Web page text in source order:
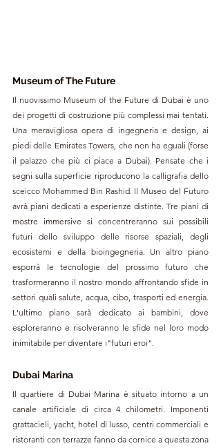
Museum of The Future
Il nuovissimo Museum of the Future di Dubai è uno
Una meravigliosa opera di ingegneria e design, ai
piedi delle Emirates Towers, che non ha eguali (forse
il palazzo che più ci piace a Dubai). Pensate che i
segni sulla superficie riproducono la calligrafia dello
sceicco Mohammed Bin Rashid. Il Museo del Futuro
avrà piani dedicati a esperienze distinte. Tre piani di
mostre immersive si concentreranno sui possibili
futuri dello sviluppo delle risorse spaziali, degli
ecosistemi e della bioingegneria. Un altro piano
esporrà le tecnologie del prossimo futuro che
trasformeranno il nostro mondo affrontando sfide in
settori quali salute, acqua, cibo, trasporti ed energia.
L'ultimo piano sarà dedicato ai bambini, dove
esploreranno e risolveranno le sfide nel loro modo
inimitabile per diventare i"futuri eroi".
Dubai Marina
Il quartiere di Dubai Marina è situato intorno a un
canale artificiale di circa 4 chilometri. Imponenti
grattacieli, yacht, hotel di lusso, centri commerciali e
ristoranti con terrazze fanno da cornice a questa zona